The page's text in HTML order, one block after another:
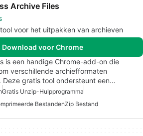
Archive Files
voor het uitpakken van archieven
Download voor Chrome
is een handige Chrome-add-on die
verschillende archiefformaten
gratis tool ondersteunt een…
Gratis Unzip-Hulpprogramma
BestandenZip Bestand